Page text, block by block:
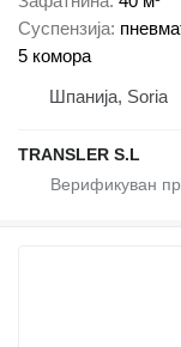
Суспензија
5 комора
Шпанија, Soria
TRANSLER S.L